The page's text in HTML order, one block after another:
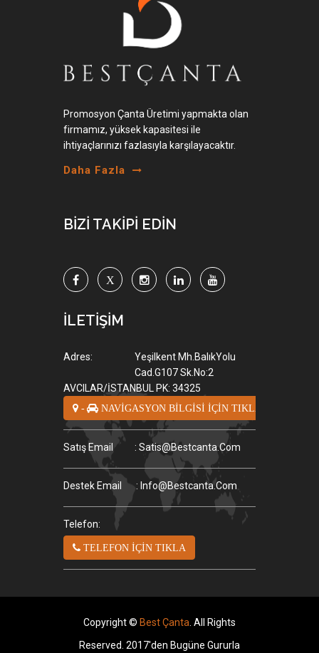
Promosyon Çanta Üretimi yapmakta olan
firmamız, yüksek kapasitesi ile
ihtiyaçlarınızı fazlasıyla karşılayacaktır.
Daha Fazla
BİZİ TAKİPİ EDİN
İLETİŞİM
Adres:
Yeşilkent Mh.BalıkYolu
Cad.G107 Sk.No:2
AVCILAR/İSTANBUL PK: 34325
- NAVİGASYON BİLGİSİ İÇİN TIKLA
Satış Email : Satis@bestcanta.com
Destek Email : Info@bestcanta.com
Telefon:
TELEFON İÇİN TIKLA
Copyright © Best Çanta . All Rights
Reserved. 2017'den Bugüne Gururla